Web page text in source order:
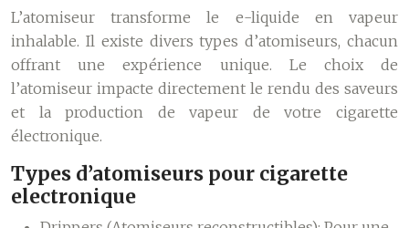
L’atomiseur transforme le e-liquide en vapeur
inhalable. Il existe divers types d’atomiseurs, chacun
offrant une expérience unique. Le choix de
l’atomiseur impacte directement le rendu des saveurs
et la production de vapeur de votre cigarette
électronique.
Types d’atomiseurs pour cigarette
electronique